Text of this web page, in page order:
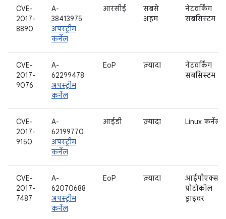
CVE-
2017-
8890
A-
38413975
अपस्ट्रीम
कर्नेल
आरसीई
सबसे
अहम
नेटवर्किंग
सबसिस्टम
CVE-
2017-
9076
A-
62299478
अपस्ट्रीम
कर्नेल
EoP ज़्यादा
नेटवर्किंग
सबसिस्टम
CVE-
2017-
9150
A-
62199770
अपस्ट्रीम
कर्नेल
आईडी ज़्यादा Linux कर्नेल
CVE-
2017-
7487
A-
62070688
अपस्ट्रीम
कर्नेल
EoP ज़्यादा
आईपीएक्स
प्रोटोकॉल
ड्राइवर